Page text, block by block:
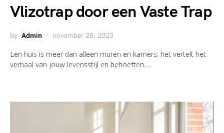
Vlizotrap door een Vaste Trap
by Admin november 28, 2023
Een huis is meer dan alleen muren en kamers; het vertelt het
verhaal van jouw levensstijl en behoeften.…